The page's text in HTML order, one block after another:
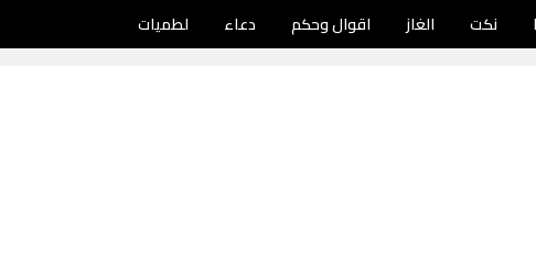
نكت الغاز اقوال وحكم دعاء لطميات